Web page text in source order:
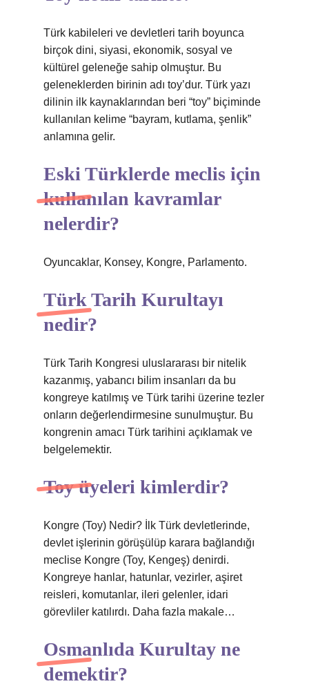
Türk kabileleri ve devletleri tarih boyunca
birçok dini, siyasi, ekonomik, sosyal ve
kültürel geleneğe sahip olmuştur. Bu
geleneklerden birinin adı toy’dur. Türk yazı
dilinin ilk kaynaklarından beri “toy” biçiminde
kullanılan kelime “bayram, kutlama, şenlik”
anlamına gelir.
Eski Türklerde meclis için
kullanılan kavramlar
nelerdir?
Oyuncaklar, Konsey, Kongre, Parlamento.
Türk Tarih Kurultayı
nedir?
Türk Tarih Kongresi uluslararası bir nitelik
kazanmış, yabancı bilim insanları da bu
kongreye katılmış ve Türk tarihi üzerine tezler
onların değerlendirmesine sunulmuştur. Bu
kongrenin amacı Türk tarihini açıklamak ve
belgelemektir.
Toy üyeleri kimlerdir?
Kongre (Toy) Nedir? İlk Türk devletlerinde,
devlet işlerinin görüşülüp karara bağlandığı
meclise Kongre (Toy, Kengeş) denirdi.
Kongreye hanlar, hatunlar, vezirler, aşiret
reisleri, komutanlar, ileri gelenler, idari
görevliler katılırdı. Daha fazla makale…
Osmanlıda Kurultay ne
demektir?